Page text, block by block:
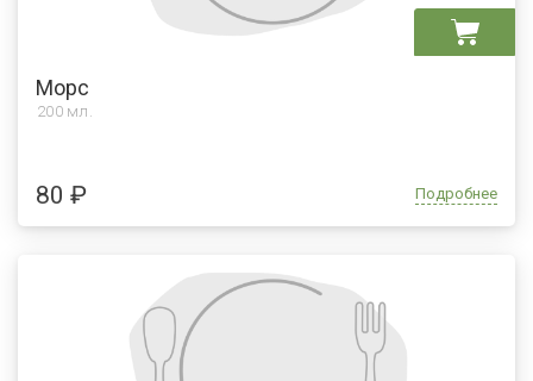
Морс
200 мл.
80 ₽ Подробнее